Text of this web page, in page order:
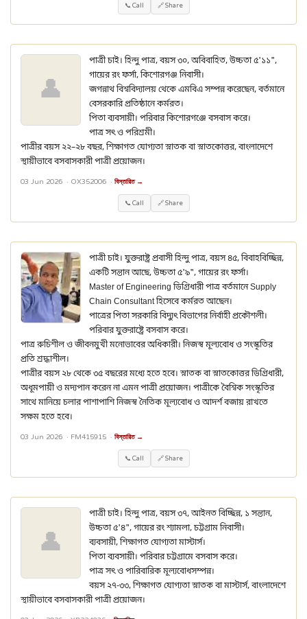
📞 Call 🔗 Share
👤
পাত্রী চাই। হিন্দু পাত্র, বয়স ৩০, অবিবাহিত, উচ্চতা ৫'১১",
গায়ের রং ফর্সা, কিশোরগঞ্জ নিবাসী।
জগন্নাথ বিশ্ববিদ্যালয় থেকে এমবিএ সম্পন্ন করেছেন, বর্তমানে
বেসরকারি প্রতিষ্ঠানে কর্মরত।
পিতা ব্যবসায়ী। পরিবার কিশোরগঞ্জে বসবাস করে।
পাত্র সৎ ও পরিশ্রমী।
পাত্রীর বয়স ২২–২৮ বছর, শিক্ষাগত যোগ্যতা স্নাতক বা স্নাতকোত্তর, বাংলাদেশে
স্থায়ীভাবে বসবাসকারী পাত্রী প্রয়োজন।
03 Jun 2026 · OX352006 · বিস্তারিত →
📞 Call 🔗 Share
পাত্রী চাই। যুক্তরাষ্ট্র প্রবাসী হিন্দু পাত্র, বয়স ৪৫, বিবাহবিচ্ছিন্ন,
একটি সন্তান আছে, উচ্চতা ৫'৯", গায়ের রং ফর্সা।
Master of Engineering ডিগ্রিধারী পাত্র বর্তমানে Supply
Chain Consultant হিসেবে কর্মরত আছেন।
পাত্রের পিতা সরকারি বিদ্যুৎ বিভাগের নির্বাহী প্রকৌশলী।
পরিবার যুক্তরাষ্ট্রে বসবাস করে।
পাত্র রুচিশীল ও জীবনমুখী মনোভাবের অধিকারী। নিজস্ব মূল্যবোধ ও সংস্কৃতির
প্রতি শ্রদ্ধাশীল।
পাত্রীর বয়স ২৮ থেকে ৩৫ বছরের মধ্যে হতে হবে। স্নাতক বা স্নাতকোত্তর ডিগ্রিধারী,
অধূমপায়ী ও মদ্যপান করেন না এমন পাত্রী প্রয়োজন। পাত্রীকে বৈশ্বিক সংস্কৃতির
সাথে মানিয়ে চলার পাশাপাশি নিজস্ব নৈতিক মূল্যবোধ ও আদর্শ বজায় রাখতে
সক্ষম হতে হবে।
03 Jun 2026 · FM415915 · বিস্তারিত →
📞 Call 🔗 Share
👤
পাত্রী চাই। হিন্দু পাত্র, বয়স ৩৭, আইনত বিচ্ছিন্ন, ১ সন্তান,
উচ্চতা ৫'৪", গায়ের রং শ্যামলা, চট্টগ্রাম নিবাসী।
ব্যবসায়ী, শিক্ষাগত যোগ্যতা মাস্টার্স।
পিতা ব্যবসায়ী। পরিবার চট্টগ্রামে বসবাস করে।
পাত্র সৎ ও পারিবারিক মূল্যবোধসম্পন্ন।
বয়স ২৭-৩৩, শিক্ষাগত যোগ্যতা স্নাতক বা মাস্টার্স, বাংলাদেশে
স্থায়ীভাবে বসবাসকারী পাত্রী প্রয়োজন।